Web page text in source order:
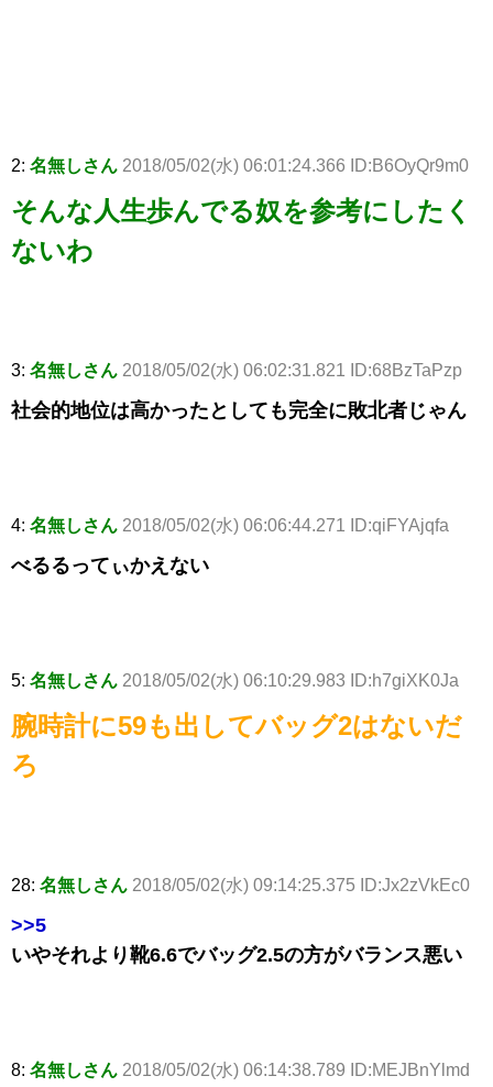
2: 名無しさん 2018/05/02(水) 06:01:24.366 ID:B6OyQr9m0
そんな人生歩んでる奴を参考にしたく
ないわ
3: 名無しさん 2018/05/02(水) 06:02:31.821 ID:68BzTaPzp
社会的地位は高かったとしても完全に敗北者じゃん
4: 名無しさん 2018/05/02(水) 06:06:44.271 ID:qiFYAjqfa
べるるってぃかえない
5: 名無しさん 2018/05/02(水) 06:10:29.983 ID:h7giXK0Ja
腕時計に59も出してバッグ2はないだ
ろ
28: 名無しさん 2018/05/02(水) 09:14:25.375 ID:Jx2zVkEc0
>>5
いやそれより靴6.6でバッグ2.5の方がバランス悪い
8: 名無しさん 2018/05/02(水) 06:14:38.789 ID:MEJBnYlmd